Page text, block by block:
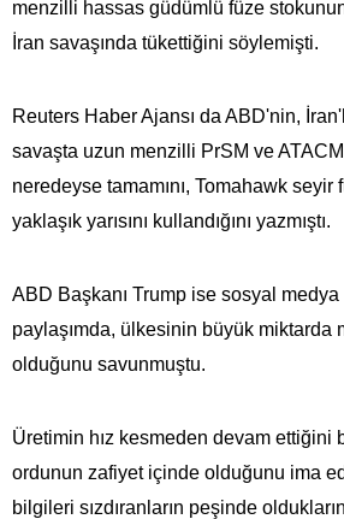
menzilli hassas güdümlü füze stokunun
İran savaşında tükettiğini söylemişti.
Reuters Haber Ajansı da ABD'nin,
savaşta uzun menzilli PrSM ve
neredeyse tamamını, Tomahawk
yaklaşık yarısını kullandığını yazmıştı.
ABD Başkanı Trump ise sosyal medya
paylaşımda, ülkesinin büyük miktarda
olduğunu savunmuştu.
Üretimin hız kesmeden devam ettiğini
ordunun zafiyet içinde olduğunu ima
bilgileri sızdıranların peşinde